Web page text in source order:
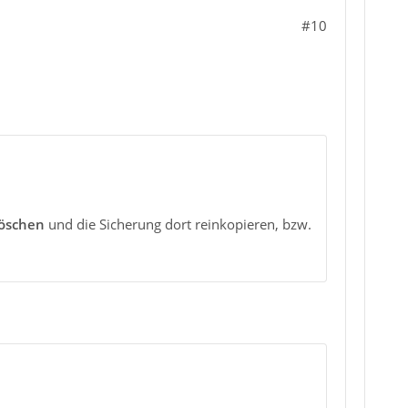
#10
und die Sicherung dort reinkopieren, bzw.